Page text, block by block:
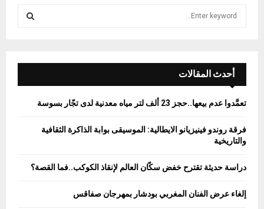
f
r
E
A
أحدث المقالات
تعمَّدوا عدم بيعها..حجز 23 ألف لتر مياه معدنية لدى تجّار بسوسة
فرقة روندو فينيزيانو الايطالية: الموسيقى بوابة الذاكرة الثقافية
والتاريخية
دراسة حديثة تقترح خفض سكّان العالم لإنقاذ الكوكب..فما القصة؟
إلغاء عرض الفنان المغربي بودشار بمهرجان صفاقس